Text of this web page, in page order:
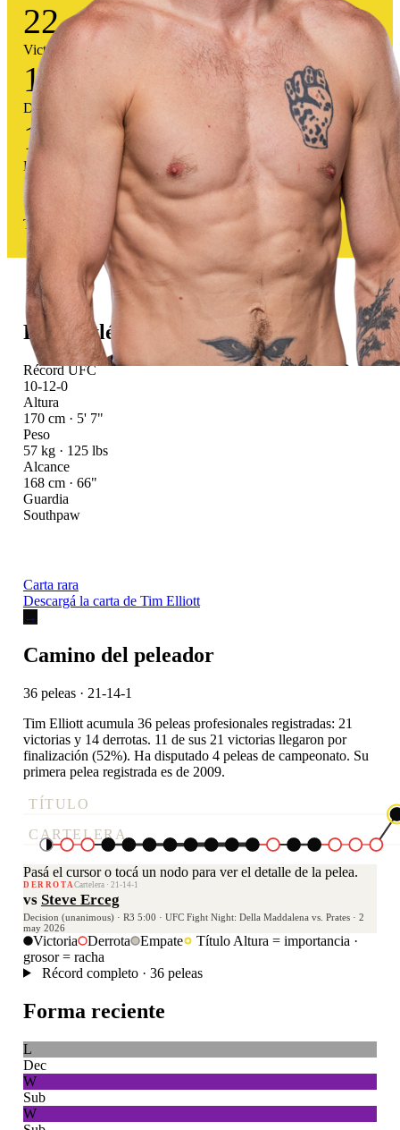
22
Victorias
14
Derrotas
1
Empates
59
Tasa victoria
Perfil atlético
Récord UFC
10-12-0
Altura
170 cm · 5' 7"
Peso
57 kg · 125 lbs
Alcance
168 cm · 66"
Guardia
Southpaw
Carta rara
Descargá la carta de Tim Elliott
→
Camino del peleador
36 peleas · 21-14-1
Tim Elliott acumula 36 peleas profesionales registradas: 21
victorias y 14 derrotas. 11 de sus 21 victorias llegaron por
finalización (52%). Ha disputado 4 peleas de campeonato. Su
primera pelea registrada es de 2009.
TÍTULO
CARTELERA
Pasá el cursor o tocá un nodo para ver el detalle de la pelea.
DERROTACartelera · 21-14-1
vs Steve Erceg
Decision (unanimous) · R3 5:00 · UFC Fight Night: Della Maddalena vs. Prates · 2
may 2026
Victoria Derrota Empate Título Altura = importancia ·
grosor = racha
Récord completo · 36 peleas
Forma reciente
L
Dec
W
Sub
W